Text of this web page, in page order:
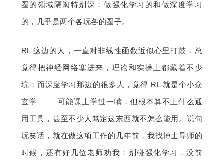
圈的领域隔阂特别深：做强化学习的和做深度学习
的，几乎是两个各玩各的圈子。
RL 这边的人，一直对非线性函数近似心里打鼓，总
觉得把神经网络塞进来，理论和实操上都藏着不少
坑；而深度学习那边的很多人，觉得 RL 就是个小众
玄学 —— 可能课上学过一嘴，但根本算不上什么通
用工具，甚至不少人笃定这东西就不怎么能用。说句
玩笑话，就在做这项工作的几年前，我找博士导师的
时候，还有好几位老师劝我：别碰强化学习，没前